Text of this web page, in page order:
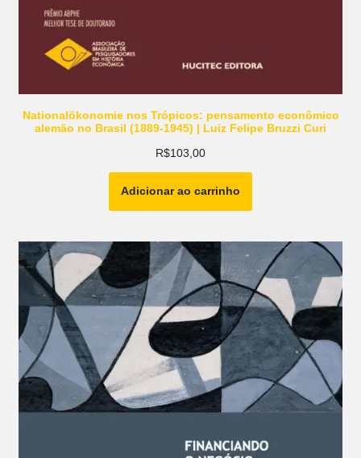
Nationalökonomie nos Trópicos: pensamento econômico
alemão no Brasil (1889-1945) | Luiz Felipe Bruzzi Curi
R$103,00
Adicionar ao carrinho